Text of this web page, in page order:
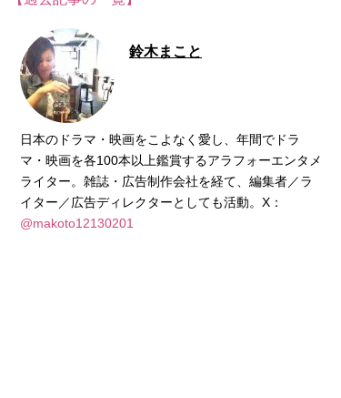
鈴木まこと
日本のドラマ・映画をこよなく愛し、年間でドラ
マ・映画を各100本以上鑑賞するアラフォーエンタメ
ライター。雑誌・広告制作会社を経て、編集者／ラ
イター／広告ディレクターとしても活動。X：
@makoto12130201